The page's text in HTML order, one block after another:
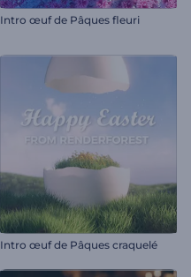
Intro œuf de Pâques fleuri
Intro œuf de Pâques craquelé